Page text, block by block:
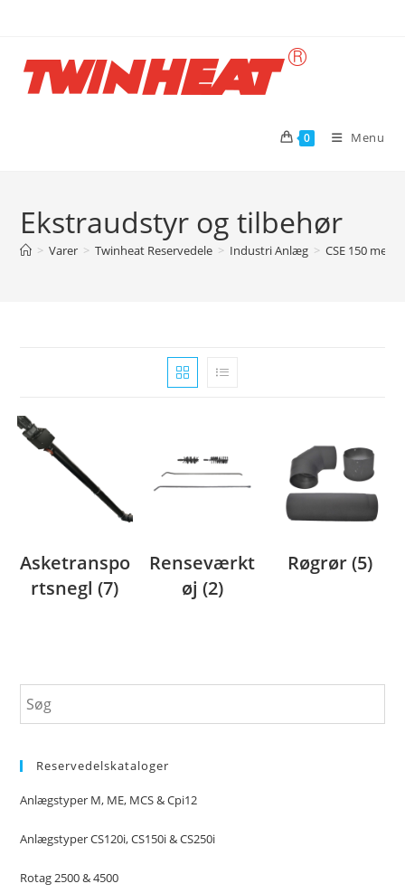
content
0 Menu
Ekstraudstyr og tilbehør
> Varer > Twinheat Reservedele > Industri Anlæg > CSE 150 med
Asketranspo
rtsnegl(7)
Renseværkt
øj (2)
Røgrør(5)
Reservedelskataloger
Anlægstyper M, ME, MCS & Cpi12
Anlægstyper CS120i, CS150i & CS250i
Rotag 2500 & 4500